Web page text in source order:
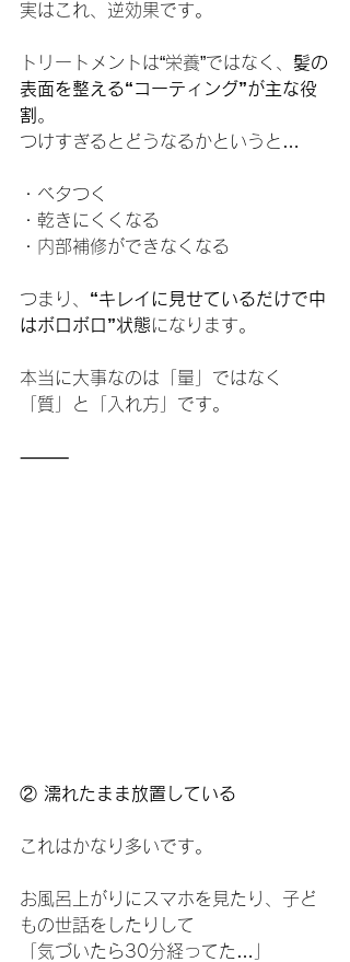
実はこれ、逆効果です。
トリートメントは“栄養”ではなく、 髪の
表面を整える“コーティング”が主な役
割 。
つけすぎるとどうなるかというと…
・ベタつく
・乾きにくくなる
・内部補修ができなくなる
つまり、 “キレイに見せているだけで中
はボロボロ”状態になります。
本当に大事なのは「量」ではなく
「質」と「入れ方」です。
⸻
② 濡れたまま放置している
これはかなり多いです。
お風呂上がりにスマホを見たり、子ど
もの世話をしたりして
「気づいたら30分経ってた…」